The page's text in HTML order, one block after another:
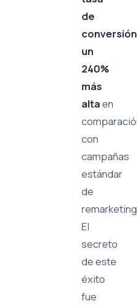
de
conversión
un
240%
más
altaen
con
campañas
estándar
de
El
secreto
de este
éxito
fue